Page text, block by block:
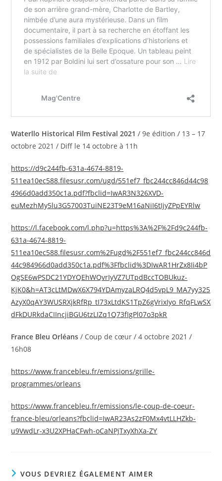
Waterllo Historical Film Festival 2021 / 9e édition / 13 – 17
octobre 2021 / Diff le 14 octobre à 11h
https://d9c244fb-631a-4674-8819-
511ea10ec588.filesusr.com/ugd/551ef7_fbc244cc846d44c98
4966d0add350c1a.pdf?fbclid=IwAR3N326XVD-
euMezhMy5lu3G57003TuiNE23T9eM16aNiI6tIjyZPpEYRlw
https://l.facebook.com/l.php?u=https%3A%2F%2Fd9c244fb-
631a-4674-8819-
511ea10ec588.filesusr.com%2Fugd%2F551ef7_fbc244cc846d
44c984966d0add350c1a.pdf%3Ffbclid%3DIwAR1HrZx8Ii4bP
OgSE6wPSDC21YDYQEhWQvrIyVZ7UTpdBccTOBUkuz-
KjK0&h=AT3cLtMDwX6X794YDAmyzaLRQ4d5vpL9_MA7yy325
AzyX0qAY3WUSRXjkRfRp_tI73xLtdKS1TpZ6gVrixIyo_RfqFLwSX
dFkDURkdaCIIncjiBGU6tzLIZq1Q73fIgPl07o3pkR
France Bleu Orléans / Coup de cœur / 4 octobre 2021 /
16h08
https://www.francebleu.fr/emissions/grille-
programmes/orleans
https://www.francebleu.fr/emissions/le-coup-de-coeur-
france-bleu/orleans?fbclid=IwAR23As2zF0Mx4vtLLHZkb-
u9VwdLr-x3U2XPHaCFwh-oCaNPjTxyXhXa-ZY
VOUS DEVRIEZ ÉGALEMENT AIMER